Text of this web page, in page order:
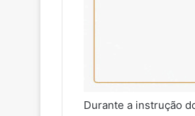
Durante a instrução